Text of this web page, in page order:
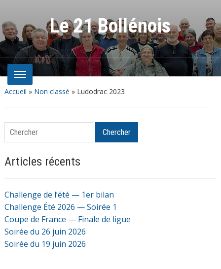
Le 21 Bollénois
Accueil » Non classé » Ludodrac 2023
Chercher Chercher
Articles récents
Challenge de l’été — 1er bilan
Challenge Été 2026 — Soirée 1
Coupe de France — Finale de ligue
Soirée du 26 juin 2026
Soirée du 19 juin 2026